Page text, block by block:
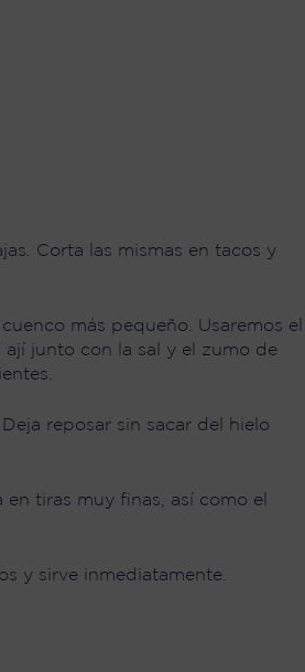
Corta las mismas en tacos y
más pequeño. Usaremos el
junto con la sal y el zumo de
reposar sin sacar del hielo
tiras muy finas, así como el
y sirve inmediatamente.